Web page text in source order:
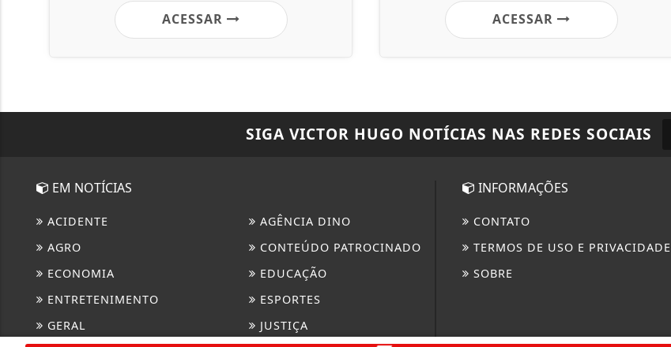
ACESSAR ACESSAR
SIGA VICTOR HUGO NOTÍCIAS NAS REDES SOCIAIS
EM NOTÍCIAS
ACIDENTE
AGÊNCIA DINO
AGRO
CONTEÚDO PATROCINADO
ECONOMIA
EDUCAÇÃO
ENTRETENIMENTO
ESPORTES
GERAL
JUSTIÇA
INFORMAÇÕES
CONTATO
TERMOS DE USO E PRIVACIDADE
SOBRE